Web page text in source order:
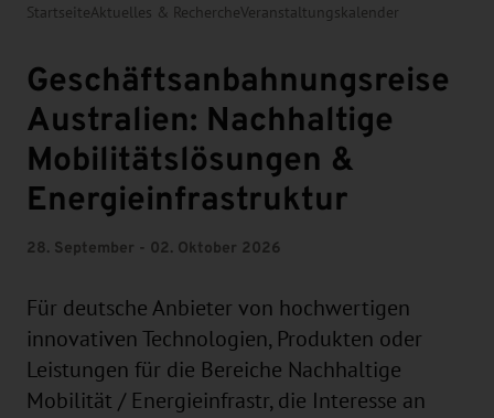
StartseiteAktuelles & RechercheVeranstaltungskalender
Geschäftsanbahnungsreise
Australien: Nachhaltige
Mobilitätslösungen &
Energieinfrastruktur
28. September - 02. Oktober 2026
Für deutsche Anbieter von hochwertigen
innovativen Technologien, Produkten oder
Leistungen für die Bereiche Nachhaltige
Mobilität / Energieinfrastr, die Interesse an